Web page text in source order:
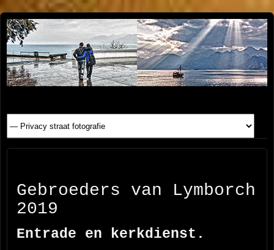
Henk
Beenen
FOTOSITE: CONCERT, STRAAT, SERIE, PEOPLE, REIS
FOTOGRAFIE
Gebroeders van Lymborch
2019
Entrade en kerkdienst.